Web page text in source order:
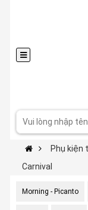
Phụ kiện
Carnival
Morning - Picanto